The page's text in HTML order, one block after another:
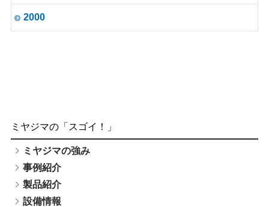
2000
ミヤジマの「スゴイ！」
ミヤジマの強み
事例紹介
製品紹介
設備情報